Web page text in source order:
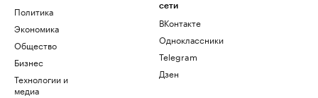
Политика
Экономика
Общество
Бизнес
Технологии и
медиа
сети
ВКонтакте
Одноклассники
Telegram
Дзен